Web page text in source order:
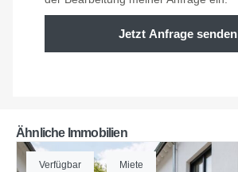
Jetzt Anfrage senden
Ähnliche Immobilien
Verfügbar Miete